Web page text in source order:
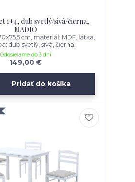
1+4, dub svetlý/sivá/čierna,
MADIO
cm, materiál: MDF, látka,
dub svetlý, sivá, čierna.
149,00 €
Odosielame do 3 dní
Pridať do košíka